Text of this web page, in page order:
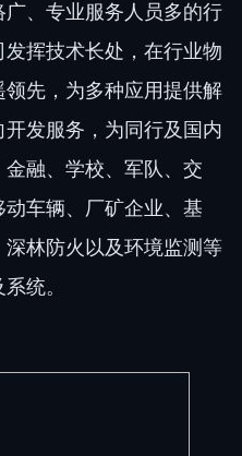
、专业服务人员多的行
挥技术长处，在行业物
先，为多种应用提供解
发服务，为同行及国内
融、学校、军队、交
车辆、厂矿企业、基
林防火以及环境监测等
统。